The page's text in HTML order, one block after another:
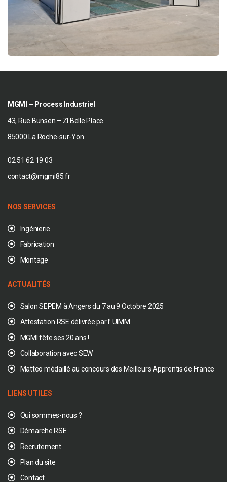
MGMI – Process Industriel
43, Rue Bunsen – ZI Belle Place
85000 La Roche-sur-Yon
02 51 62 19 03
contact@mgmi85.fr
NOS SERVICES
Ingénierie
Fabrication
Montage
ACTUALITÉS
Salon SEPEM à Angers du 7 au 9 Octobre 2025
Attestation RSE délivrée par l’ UIMM
MGMI fête ses 20 ans !
Collaboration avec SEW
Matteo médaillé au concours des Meilleurs Apprentis de France
LIENS UTILES
Qui sommes-nous ?
Démarche RSE
Recrutement
Plan du site
Contact